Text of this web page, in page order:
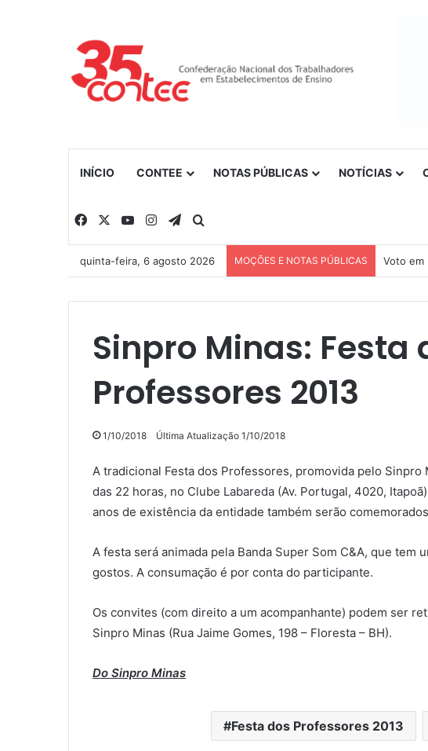
INÍCIO CONTEE NOTAS PÚBLICAS NOTÍCIAS
Facebook YouTubeInstagramTelegram
quinta-feira, 6 agosto 2026 MOÇÕES E NOTAS PÚBLICAS Voto em
Sinpro Minas: Festa
Professores 2013
1/10/2018 Última Atualização 1/10/2018
A tradicional Festa dos Professores, promovida pelo
das 22 horas, no Clube Labareda (Av. Portugal, 4020,
anos de existência da entidade também serão
A festa será animada pela Banda Super Som C&A, que tem
gostos. A consumação é por conta do participante.
Os convites (com direito a um acompanhante) podem ser
Sinpro Minas (Rua Jaime Gomes, 198 – Floresta – BH).
Do Sinpro Minas
Festa dos Professores 2013